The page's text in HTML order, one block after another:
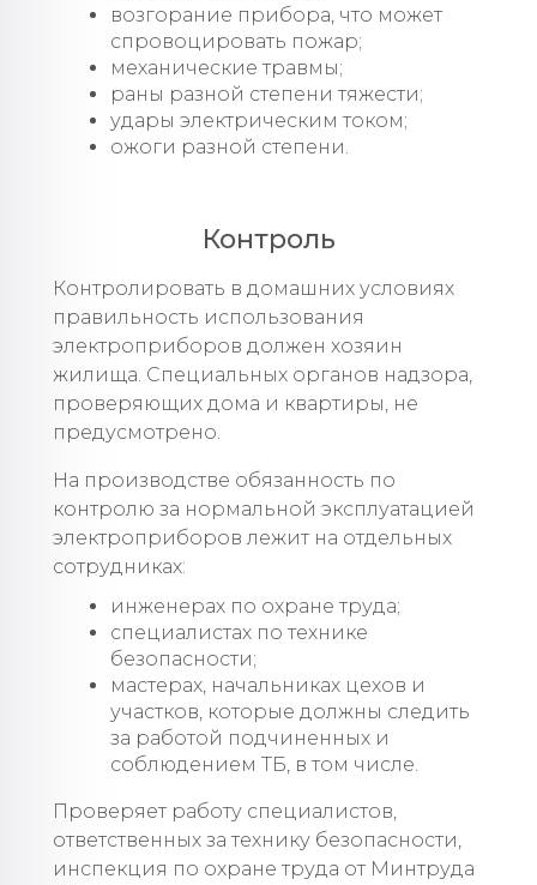
возгорание прибора, что может
спровоцировать пожар;
механические травмы;
раны разной степени тяжести;
удары электрическим током;
ожоги разной степени.
Контроль
Контролировать в домашних условиях
правильность использования
электроприборов должен хозяин
жилища. Специальных органов надзора,
проверяющих дома и квартиры, не
предусмотрено.
На производстве обязанность по
контролю за нормальной эксплуатацией
электроприборов лежит на отдельных
сотрудниках:
инженерах по охране труда;
специалистах по технике
безопасности;
мастерах, начальниках цехов и
участков, которые должны следить
за работой подчиненных и
соблюдением ТБ, в том числе.
Проверяет работу специалистов,
ответственных за технику безопасности,
инспекция по охране труда от Минтруда